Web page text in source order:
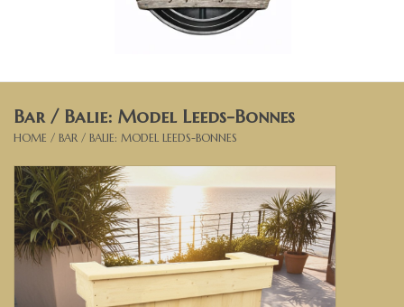
Bartafels
Banken, stoelen &
(Bar)krukken
Hoekbanken
Plantenbakken
Bar / Balie: Model Leeds-Bonnes
HOME / BAR / BALIE: MODEL LEEDS-BONNES